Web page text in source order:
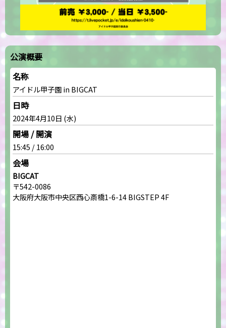
公演概要
名称
アイドル甲子園 in BIGCAT
日時
2024年4月10日 (水)
開場 / 開演
15:45 / 16:00
会場
BIGCAT
〒542-0086
大阪府大阪市中央区西心斎橋1-6-14 BIGSTEP 4F